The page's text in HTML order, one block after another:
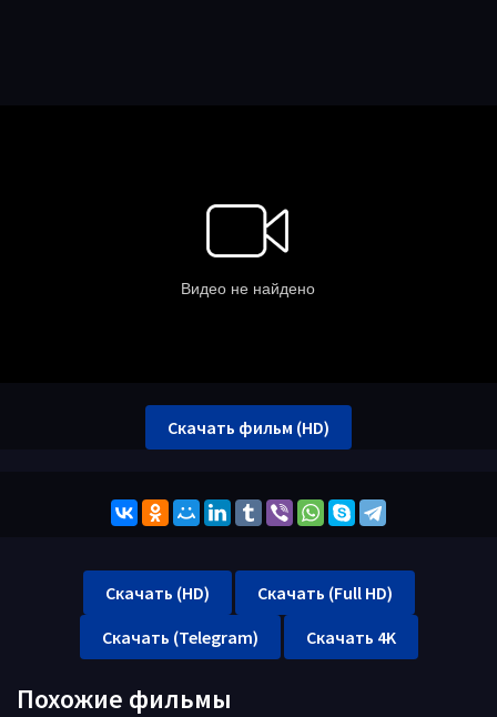
Скачать фильм (HD)
Скачать (HD)
Скачать (Full HD)
Скачать (Telegram)
Скачать 4K
Похожие фильмы